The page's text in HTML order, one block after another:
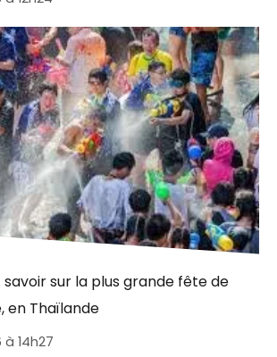
sur la plus grande fête de
en Thaïlande
à 14h27